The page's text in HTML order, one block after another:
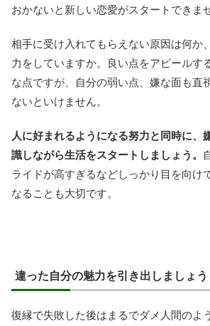
おかないと新しい恋愛がスタートできま
相手に受け入れてもらえない原因は何か
力をしていますか。良い点をアピールす
な点ですが、自分の弱い点、嫌な面も直
ないといけません。
人に好まれるようになる努力と同時に、
識しながら生活をスタートしましょう。
ライドが高すぎるなどしっかり目を向け
なることも大切です。
違った自分の魅力を引き出しましょう
復縁で失敗した後はまるでダメ人間のよ